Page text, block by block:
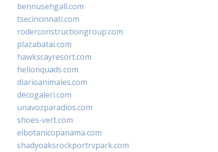
bennusehgall.com
tsecincinnati.com
roderconstructiongroup.com
plazabatai.com
hawkscayresort.com
hellonquads.com
diarioanimales.com
decogaleri.com
unavozparadios.com
shoes-vert.com
elbotanicopanama.com
shadyoaksrockportrvpark.com